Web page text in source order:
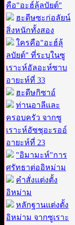
คือ"อะฮ์ลุ้ลบัยต์"
ฮะดีษซะก่อลัยน์
สิ่งหนักทั้งสอง
ใครคือ"อะฮ์ลุ้
ลบัยต์" ที่ระบุในซู
เราะห์อัลอะห์ซาบ
อายะห์ที่ 33
ฮะดีษกิซาอ์
ท่านอาลีและ
ครอบครัว จากซู
เราะห์อัซชุอะรออ์
อายะห์ที่ 23
"อิมามะห์"การ
ศรัทธาต่ออิหม่าม
คำสั่งแต่งตั้ง
อิหม่าม
หลักฐานแต่งตั้ง
อิหม่าม จากซูเราะ